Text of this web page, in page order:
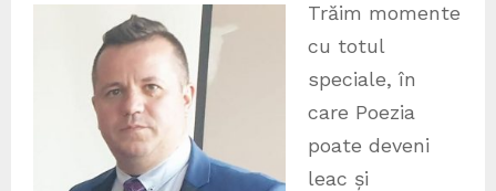
Trăim momente
cu totul
speciale, în
care Poezia
poate deveni
leac și